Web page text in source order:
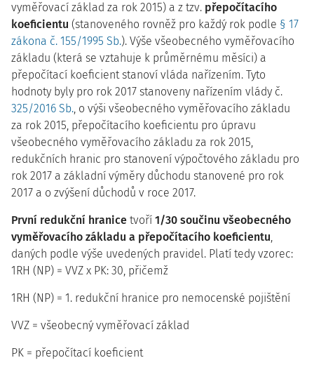
vyměřovací základ za rok 2015) a z tzv. přepočítacího
koeficientu (stanoveného rovněž pro každý rok podle § 17
zákona č. 155/1995 Sb.). Výše všeobecného vyměřovacího
základu (která se vztahuje k průměrnému měsíci) a
přepočítací koeficient stanoví vláda nařízením. Tyto
hodnoty byly pro rok 2017 stanoveny nařízením vlády č.
325/2016 Sb., o výši všeobecného vyměřovacího základu
za rok 2015, přepočítacího koeficientu pro úpravu
všeobecného vyměřovacího základu za rok 2015,
redukčních hranic pro stanovení výpočtového základu pro
rok 2017 a základní výměry důchodu stanovené pro rok
2017 a o zvýšení důchodů v roce 2017.
První redukční hranice tvoří 1/30 součinu všeobecného
vyměřovacího základu a přepočítacího koeficientu,
daných podle výše uvedených pravidel. Platí tedy vzorec:
1RH (NP) = VVZ x PK: 30, přičemž
1RH (NP) = 1. redukční hranice pro nemocenské pojištění
VVZ = všeobecný vyměřovací základ
PK = přepočítací koeficient